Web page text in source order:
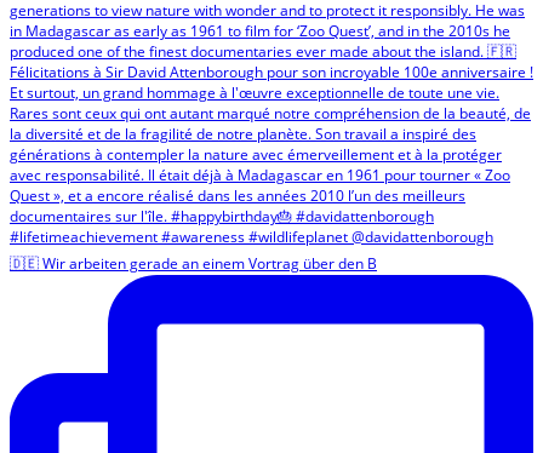
🇩🇪 Wir arbeiten gerade an einem Vortrag über den B